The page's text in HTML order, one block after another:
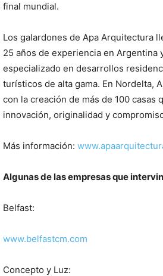
final mundial.
Los galardones de Apa Arquitectura
25 años de experiencia en Argentina
especializado en desarrollos
turísticos de alta gama. En Nordelta,
con la creación de más de 100 casas
innovación, originalidad y
Más información:
Algunas de las empresas que
Belfast:
www.belfastcm.com
Concepto y Luz: